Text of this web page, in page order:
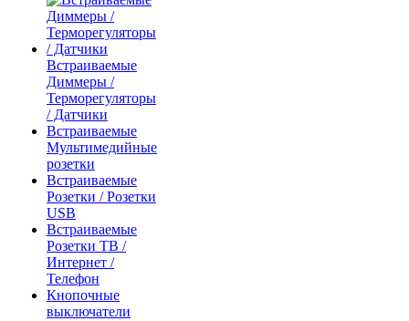
Встраиваемые
Диммеры /
Терморегуляторы
/ Датчики
Встраиваемые
Мультимедийные
розетки
Встраиваемые
Розетки / Розетки
USB
Встраиваемые
Розетки ТВ /
Интернет /
Телефон
Кнопочные
выключатели